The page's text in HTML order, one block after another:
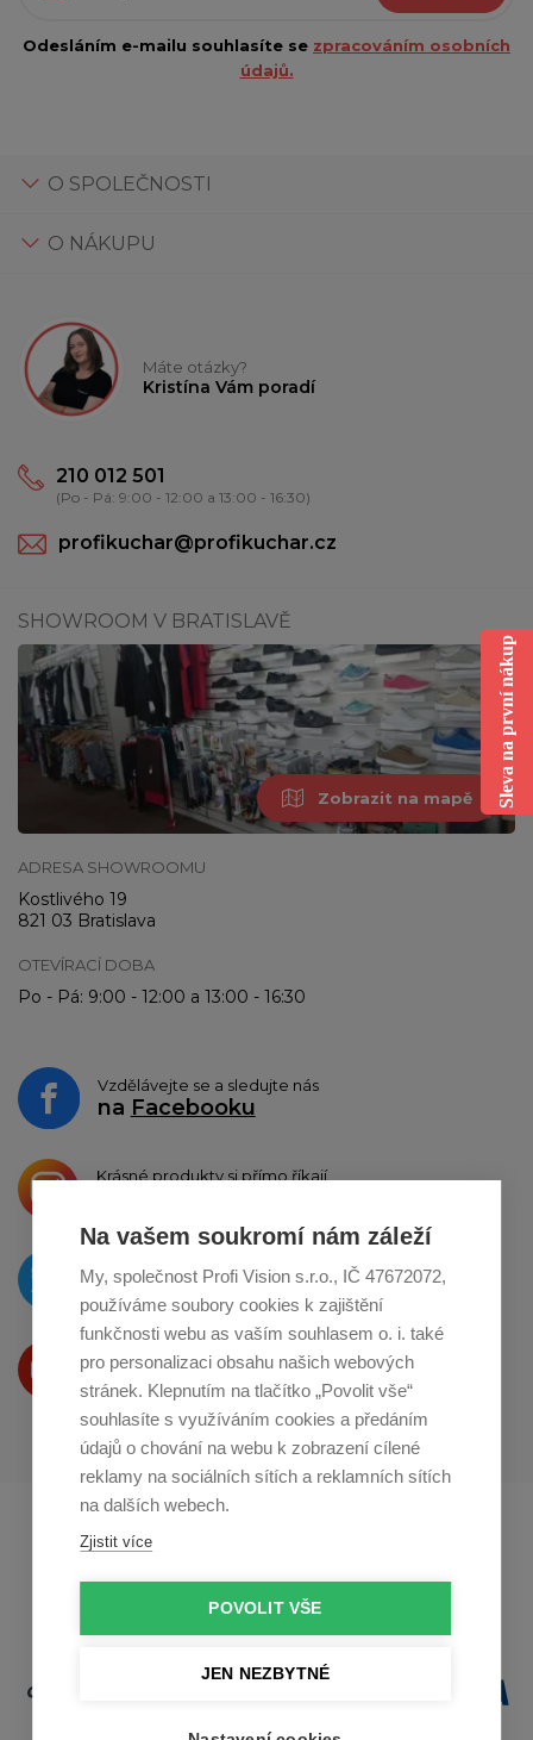
Na vašem soukromí nám záleží
My, společnost Profi Vision s.r.o., IČ 47672072,
používáme soubory cookies k zajištění
funkčnosti webu as vaším souhlasem o. i. také
pro personalizaci obsahu našich webových
stránek. Klepnutím na tlačítko „Povolit vše“
souhlasíte s využíváním cookies a předáním
údajů o chování na webu k zobrazení cílené
reklamy na sociálních sítích a reklamních sítích
na dalších webech.
Zjistit více
POVOLIT VŠE
JEN NEZBYTNÉ
Odesláním e-mailu souhlasíte se zpracováním osobních
údajů.
O SPOLEČNOSTI
O NÁKUPU
Máte otázky?
Kristína Vám poradí
210 012 501
(Po - Pá: 9:00 - 12:00 a 13:00 - 16:30)
profikuchar@profikuchar.cz
SHOWROOM V BRATISLAVĚ
Zobrazit na mapě
ADRESA SHOWROOMU
Kostlivého 19
821 03 Bratislava
OTEVÍRACÍ DOBA
Po - Pá: 9:00 - 12:00 a 13:00 - 16:30
Vzdělávejte se a sledujte nás
na Facebooku
Krásné produkty si přímo říkají
O novinkách píšeme
naTwitteru
Produkty Vám představujeme
na Youtube
Profikuchar.sk
Sleva na první nákup